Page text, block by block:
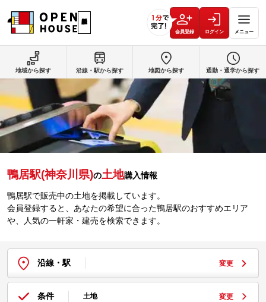
会員登録 ログイン メニュー
鴨居駅(神奈川県)の土地購入情報
鴨居駅で販売中の土地を掲載しています。
会員登録すると、あなたの希望に合った鴨居駅のおすすめエリア
や、人気の一軒家・建売を検索できます。
沿線・駅 変更
条件 土地 変更
地域から探す 沿線・駅から探す 地図から探す 通勤・通学から探す